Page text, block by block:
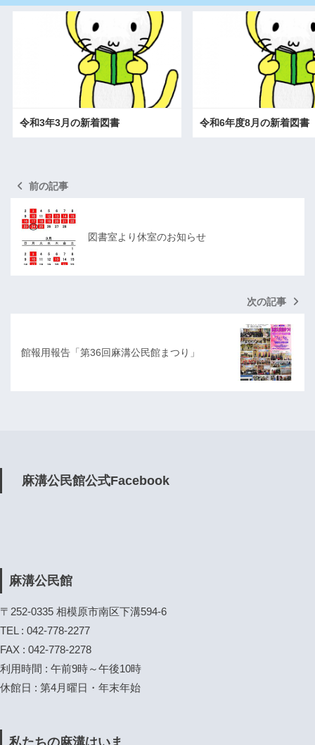
令和3年3月の新着図書 令和6年度8月の新着図書
前の記事
図書室より休室のお知らせ
次の記事
館報用報告「第36回麻溝公民館まつり」
麻溝公民館公式Facebook
麻溝公民館
〒252-0335 相模原市南区下溝594-6
TEL : 042-778-2277
FAX : 042-778-2278
利用時間 : 午前9時～午後10時
休館日 : 第4月曜日・年末年始
私たちの麻溝はいま